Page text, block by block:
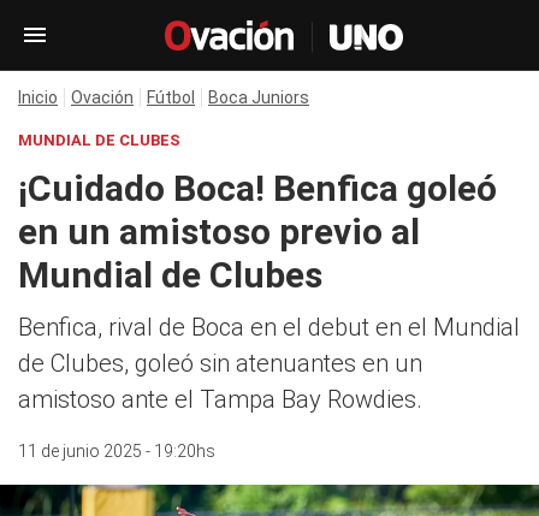
Inicio Ovación Fútbol Boca Juniors
MUNDIAL DE CLUBES
¡Cuidado Boca! Benfica goleó
en un amistoso previo al
Mundial de Clubes
Benfica, rival de Boca en el debut en el Mundial
de Clubes, goleó sin atenuantes en un
amistoso ante el Tampa Bay Rowdies.
11 de junio 2025 - 19:20hs